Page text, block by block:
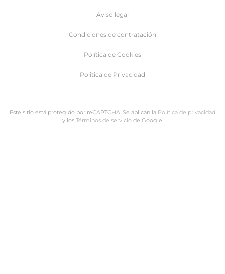
Aviso legal
Condiciones de contratación
Política de Cookies
Politica de Privacidad
Este sitio está protegido por reCAPTCHA. Se aplican la Política de privacidad
y los Términos de serviciode Google.